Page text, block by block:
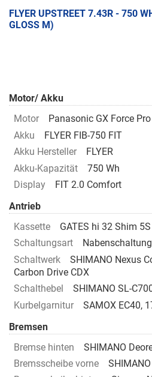
FLYER UPSTREET 7.43R - 750
GLOSS M)
Motor/ Akku
Motor
Panasonic GX Force
Akku
FLYER FIB-750 FIT
Akku Hersteller
FLYER
Akku-Kapazität
750 Wh
Display
FIT 2.0 Comfort
Antrieb
Kassette
GATES hi 32 Shim 5S
Schaltungsart
Nabenschaltung
Schaltwerk
SHIMANO Nexus
Carbon Drive CDX
Schalthebel
SHIMANO SL-
Kurbelgarnitur
SAMOX EC40,
Bremsen
Bremse hinten
SHIMANO
Bremsscheibe vorne